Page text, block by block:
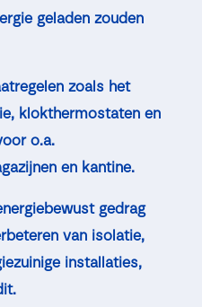
geladen zouden
zoals het
klokthermostaten en
o.a.
en kantine.
gedrag
van isolatie,
installaties,